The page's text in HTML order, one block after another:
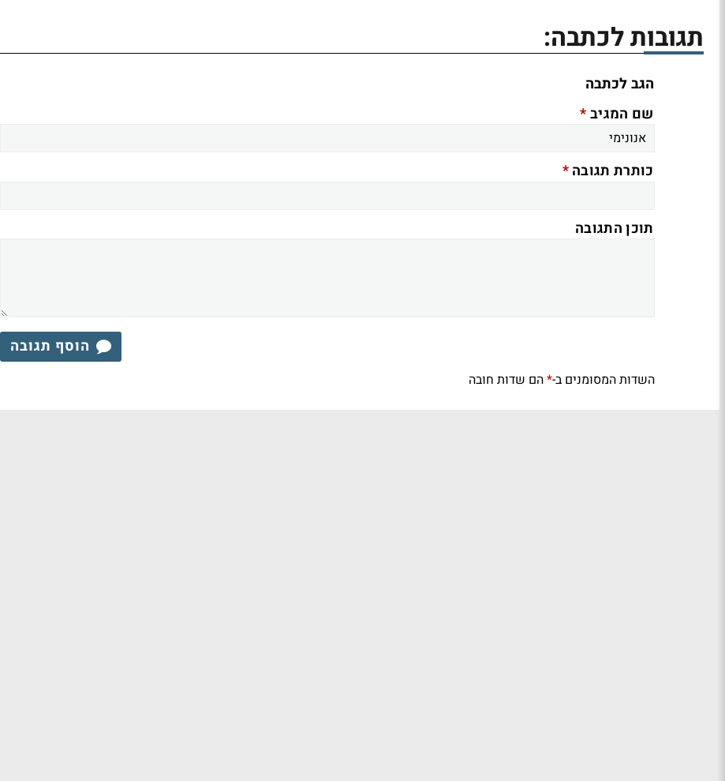
תגובות לכתבה:
הגב לכתבה
שם המגיב*
כותרת תגובה*
תוכן התגובה
הוסף תגובה
השדות המסומנים ב-*הם שדות חובה